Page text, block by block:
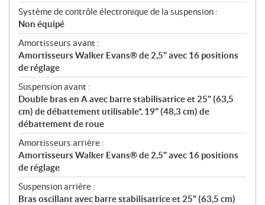
Système de contrôle électronique de la suspension :
Non équipé
Amortisseurs avant :
Amortisseurs Walker Evans® de 2,5" avec 16 positions
de réglage
Suspension avant :
Double bras en A avec barre stabilisatrice et 25" (63,5
cm) de débattement utilisable*, 19" (48,3 cm) de
débattement de roue
Amortisseurs arrière :
Amortisseurs Walker Evans® de 2,5" avec 16 positions
de réglage
Suspension arrière :
Bras oscillant avec barre stabilisatrice et 25" (63,5 cm)